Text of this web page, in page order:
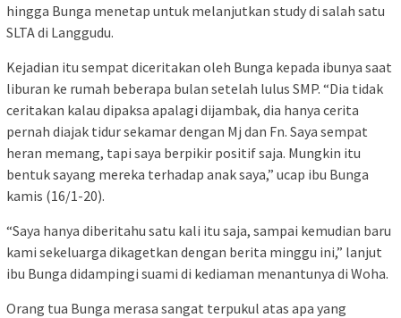
hingga Bunga menetap untuk melanjutkan study di salah satu
SLTA di Langgudu.
Kejadian itu sempat diceritakan oleh Bunga kepada ibunya saat
liburan ke rumah beberapa bulan setelah lulus SMP. “Dia tidak
ceritakan kalau dipaksa apalagi dijambak, dia hanya cerita
pernah diajak tidur sekamar dengan Mj dan Fn. Saya sempat
heran memang, tapi saya berpikir positif saja. Mungkin itu
bentuk sayang mereka terhadap anak saya,” ucap ibu Bunga
kamis (16/1-20).
“Saya hanya diberitahu satu kali itu saja, sampai kemudian baru
kami sekeluarga dikagetkan dengan berita minggu ini,” lanjut
ibu Bunga didampingi suami di kediaman menantunya di Woha.
Orang tua Bunga merasa sangat terpukul atas apa yang